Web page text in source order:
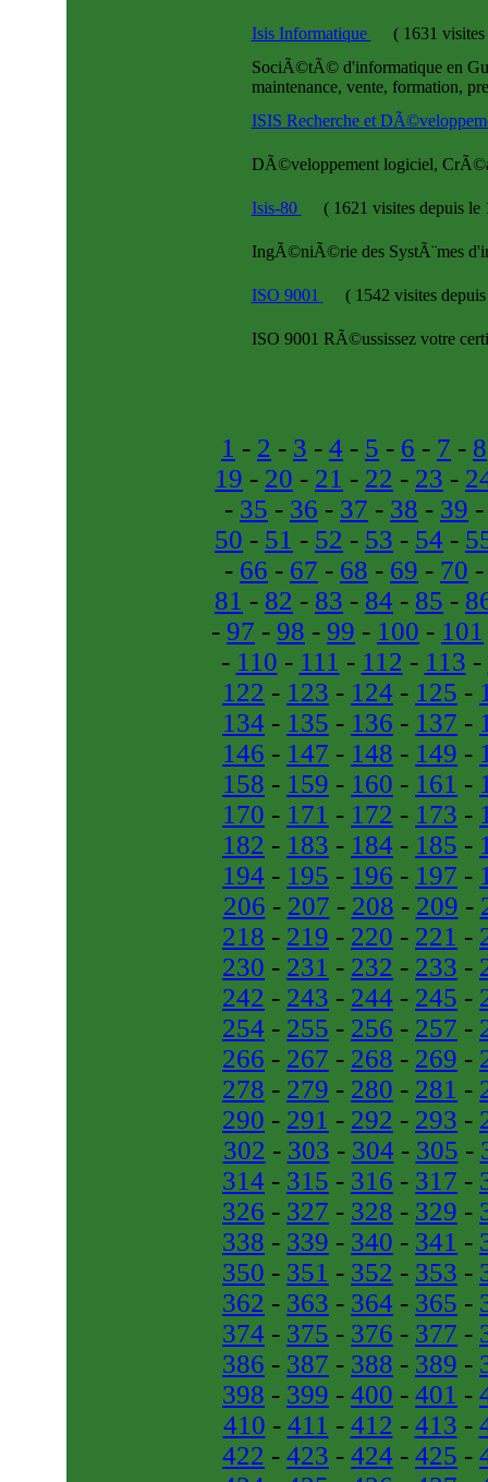
Isis Informatique (1631 visites
SociÃ©tÃ© d'informatique en
maintenance, vente, formation,
ISIS Recherche et
DÃ©veloppement logiciel,
Isis-80 (1621 visites depuis le
IngÃ©niÃ©rie des SystÃ¨mes
ISO 9001 (1542 visites
ISO 9001 RÃ©ussissez votre
1 - 2 - 3 - 4 - 5 - 6 - 7 - 8
19 - 20 - 21 - 22 - 23 -
- 35 - 36 - 37 - 38 - 39
50 - 51 - 52 - 53 - 54 -
- 66 - 67 - 68 - 69 - 70
81 - 82 - 83 - 84 - 85 -
- 97 - 98 - 99 - 100 - 101
- 110 - 111 - 112 - 113 -
122 - 123 - 124 - 125 -
134 - 135 - 136 - 137 -
146 - 147 - 148 - 149 -
158 - 159 - 160 - 161 -
170 - 171 - 172 - 173 -
182 - 183 - 184 - 185 -
194 - 195 - 196 - 197 -
206 - 207 - 208 - 209 -
218 - 219 - 220 - 221 -
230 - 231 - 232 - 233 -
242 - 243 - 244 - 245 -
254 - 255 - 256 - 257 -
266 - 267 - 268 - 269 -
278 - 279 - 280 - 281 -
290 - 291 - 292 - 293 -
302 - 303 - 304 - 305 -
314 - 315 - 316 - 317 -
326 - 327 - 328 - 329 -
338 - 339 - 340 - 341 -
350 - 351 - 352 - 353 -
362 - 363 - 364 - 365 -
374 - 375 - 376 - 377 -
386 - 387 - 388 - 389 -
398 - 399 - 400 - 401 -
410 - 411 - 412 - 413 -
422 - 423 - 424 - 425 -